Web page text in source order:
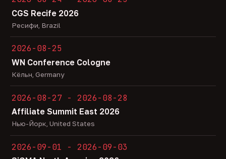
CGS Recife 2026
Ресифи, Brazil
2026-08-25
WN Conference Cologne
Кёльн, Germany
2026-08-27 - 2026-08-28
Affiliate Summit East 2026
Нью-Йорк, United States
2026-09-01 - 2026-09-03